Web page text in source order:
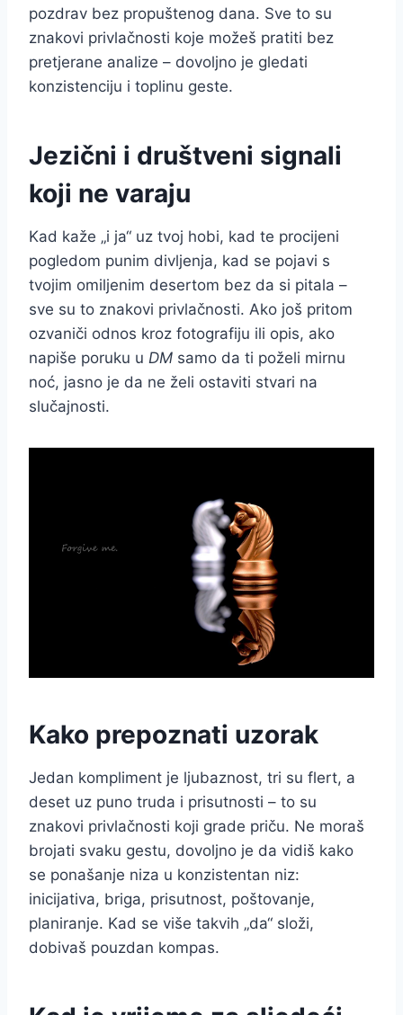
pozdrav bez propuštenog dana. Sve to su
znakovi privlačnosti koje možeš pratiti bez
pretjerane analize – dovoljno je gledati
konzistenciju i toplinu geste.
Jezični i društveni signali
koji ne varaju
Kad kaže „i ja“ uz tvoj hobi, kad te procijeni
pogledom punim divljenja, kad se pojavi s
tvojim omiljenim desertom bez da si pitala –
sve su to znakovi privlačnosti. Ako još pritom
ozvaniči odnos kroz fotografiju ili opis, ako
napiše poruku u DM samo da ti poželi mirnu
noć, jasno je da ne želi ostaviti stvari na
slučajnosti.
Kako prepoznati uzorak
Jedan kompliment je ljubaznost, tri su flert, a
deset uz puno truda i prisutnosti – to su
znakovi privlačnosti koji grade priču. Ne moraš
brojati svaku gestu, dovoljno je da vidiš kako
se ponašanje niza u konzistentan niz:
inicijativa, briga, prisutnost, poštovanje,
planiranje. Kad se više takvih „da“ složi,
dobivaš pouzdan kompas.